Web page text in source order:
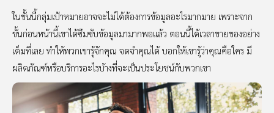
ในขั้นนี้กลุ่มเป้าหมายอาจจะไม่ได้ต้องการข้อมูลอะไรมากมาย เพราะจาก
ขั้นก่อนหน้านี้เขาได้ซึมซับข้อมูลมามากพอแล้ว ตอนนี้ได้เวลาขายของอย่าง
เต็มที่เลย ทำให้พวกเขารู้จักคุณ จดจำคุณได้ บอกให้เขารู้ว่าคุณคือใคร มี
ผลิตภัณฑ์หรือบริการอะไรบ้างที่จะเป็นประโยชน์กับพวกเขา